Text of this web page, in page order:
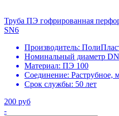
Труба ПЭ гофрированная
SN6
Производитель:
Номинальный диаметр
Материал: ПЭ 100
Соединение: Раструбное,
Срок службы: 50 лет
200 руб
-